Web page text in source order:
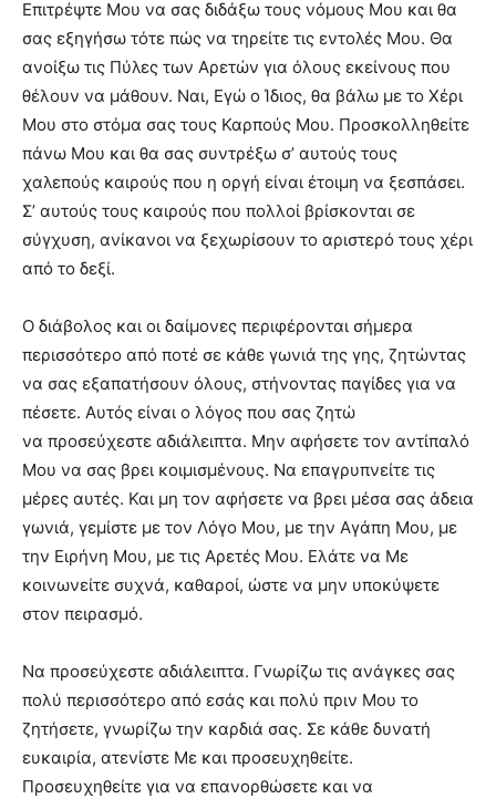
Επιτρέψτε Μου να σας διδάξω τους νόμους Μου και θα
σας εξηγήσω τότε πώς να τηρείτε τις εντολές Μου. Θα
ανοίξω τις Πύλες των Αρετών για όλους εκείνους που
θέλουν να μάθουν. Ναι, Εγώ ο Ίδιος, θα βάλω με το Χέρι
Μου στο στόμα σας τους Καρπούς Μου. Προσκολληθείτε
πάνω Μου και θα σας συντρέξω σ’ αυτούς τους
χαλεπούς καιρούς που η οργή είναι έτοιμη να ξεσπάσει.
Σ’ αυτούς τους καιρούς που πολλοί βρίσκονται σε
σύγχυση, ανίκανοι να ξεχωρίσουν το αριστερό τους χέρι
από το δεξί.
Ο διάβολος και οι δαίμονες περιφέρονται σήμερα
περισσότερο από ποτέ σε κάθε γωνιά της γης, ζητώντας
να σας εξαπατήσουν όλους, στήνοντας παγίδες για να
πέσετε. Αυτός είναι ο λόγος που σας ζητώ
να προσεύχεστε αδιάλειπτα. Μην αφήσετε τον αντίπαλό
Μου να σας βρει κοιμισμένους. Να επαγρυπνείτε τις
μέρες αυτές. Και μη τον αφήσετε να βρει μέσα σας άδεια
γωνιά, γεμίστε με τον Λόγο Μου, με την Αγάπη Μου, με
την Ειρήνη Μου, με τις Αρετές Μου. Ελάτε να Με
κοινωνείτε συχνά, καθαροί, ώστε να μην υποκύψετε
στον πειρασμό.
Να προσεύχεστε αδιάλειπτα. Γνωρίζω τις ανάγκες σας
πολύ περισσότερο από εσάς και πολύ πριν Μου το
ζητήσετε, γνωρίζω την καρδιά σας. Σε κάθε δυνατή
ευκαιρία, ατενίστε Με και προσευχηθείτε.
Προσευχηθείτε για να επανορθώσετε και να